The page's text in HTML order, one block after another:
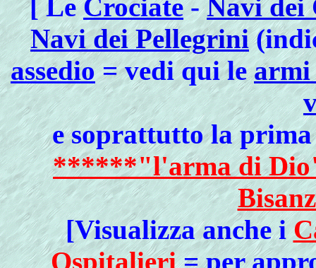
[ LeCrociate-Navi dei
Navi dei Pellegrini
assedio= vedi qui learmi
e soprattutto la
******"l'arma di Dio"
[Visualizza anche i
Ospitalieri= per